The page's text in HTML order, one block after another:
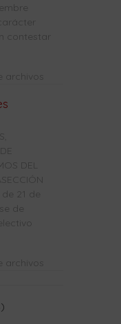
contestar
DEL
21 de
de